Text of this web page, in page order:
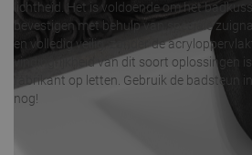
lichtheid. Het is voldoende om het
bevestigen met behulp van speciale
en volledig veilig, zonder de
vindingrijkheid van dit soort oplossingen
fabrikant op letten. Gebruik de badsteun
nog!